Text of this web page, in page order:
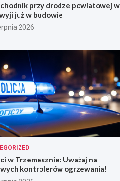
przy drodze powiatowej w
już w budowie
2026
w Trzemesznie: Uważaj na
kontrolerów ogrzewania!